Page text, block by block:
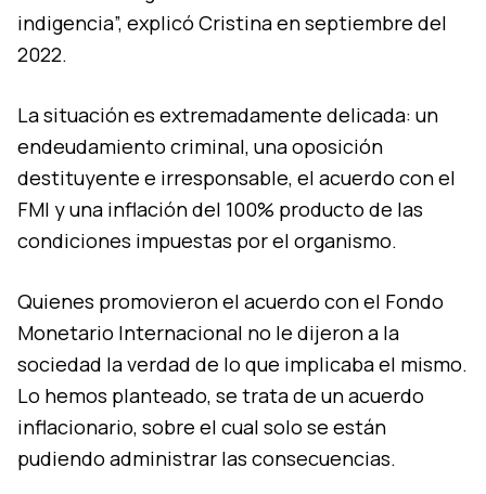
indigencia”, explicó Cristina en septiembre del
2022.
La situación es extremadamente delicada: un
endeudamiento criminal, una oposición
destituyente e irresponsable, el acuerdo con el
FMI y una inflación del 100% producto de las
condiciones impuestas por el organismo.
Quienes promovieron el acuerdo con el Fondo
Monetario Internacional no le dijeron a la
sociedad la verdad de lo que implicaba el mismo.
Lo hemos planteado, se trata de un acuerdo
inflacionario, sobre el cual solo se están
pudiendo administrar las consecuencias.